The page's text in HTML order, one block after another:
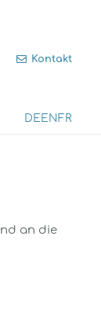
Kontakt
DE EN FR
an die